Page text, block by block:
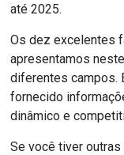
até 2025.
Os dez excelentes
apresentamos
diferentes campos.
fornecido
dinâmico e
Se você tiver